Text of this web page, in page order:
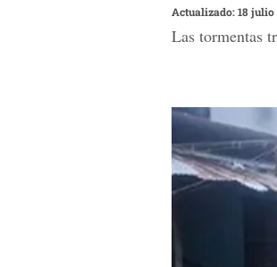
Actualizado: 18 julio
Las tormentas